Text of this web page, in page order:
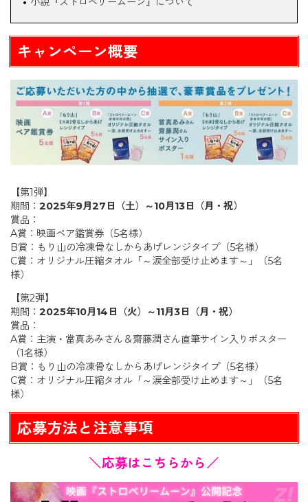
キャンペーン概要
【第1弾】
期間： 2025年9月27日（土）～10月13日（月・祝）
賞品：
A賞：映画ペア鑑賞券（5名様）
B賞：もり山の冷凍骨なしからあげレンジタイプ（5名様）
C賞：オリジナル圧縮タオル「～涙全部受け止めます～」（5名
様）
【第2弾】
期間： 2025年10月14日（火）～11月3日（月・祝）
賞品：
A賞：主演・當真あみさん＆齋藤潤さん直筆サイン入りポスター
（1名様）
B賞：もり山の冷凍骨なしからあげレンジタイプ（5名様）
C賞：オリジナル圧縮タオル「～涙全部受け止めます～」（5名
様）
応募方法と注意事項
＼応募はこちらから／